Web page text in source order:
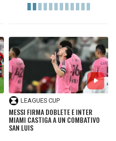
LEAGUES CUP
MESSI FIRMA DOBLETE E INTER
MIAMI CASTIGA A UN COMBATIVO
SAN LUIS